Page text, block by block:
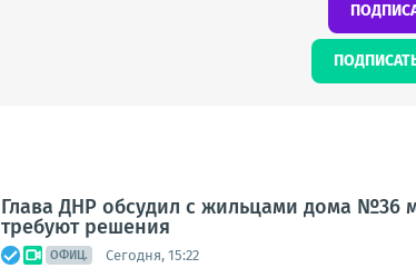
Глава ДНР обсудил с жильцами дома
требуют решения
ОФИЦ. Сегодня, 15:22